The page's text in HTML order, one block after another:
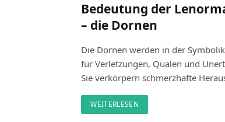
Bedeutung der
– die Dornen
Die Dornen werden in der
für Verletzungen, Qualen und
Sie verkörpern schmerzhafte
WEITERLESEN